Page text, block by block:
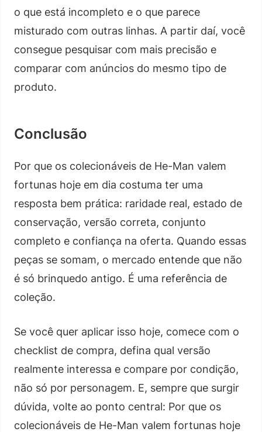
o que está incompleto e o que parece
misturado com outras linhas. A partir daí, você
consegue pesquisar com mais precisão e
comparar com anúncios do mesmo tipo de
produto.
Conclusão
Por que os colecionáveis de He-Man valem
fortunas hoje em dia costuma ter uma
resposta bem prática: raridade real, estado de
conservação, versão correta, conjunto
completo e confiança na oferta. Quando essas
peças se somam, o mercado entende que não
é só brinquedo antigo. É uma referência de
coleção.
Se você quer aplicar isso hoje, comece com o
checklist de compra, defina qual versão
realmente interessa e compare por condição,
não só por personagem. E, sempre que surgir
dúvida, volte ao ponto central: Por que os
colecionáveis de He-Man valem fortunas hoje